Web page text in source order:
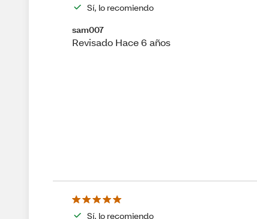
Sí, lo recomiendo
sam007
Revisado Hace 6 años
Sí, lo recomiendo